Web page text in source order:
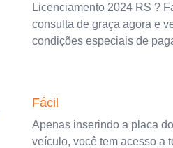
Licenciamento 2024 RS ?
consulta de graça agora e
condições especiais de
Fácil
Apenas inserindo a placa
veículo, você tem acesso a